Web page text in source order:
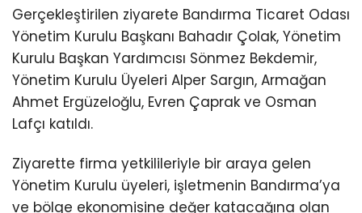
Gerçekleştirilen ziyarete Bandırma Ticaret Odası
Yönetim Kurulu Başkanı Bahadır Çolak, Yönetim
Kurulu Başkan Yardımcısı Sönmez Bekdemir,
Yönetim Kurulu Üyeleri Alper Sargın, Armağan
Ahmet Ergüzeloğlu, Evren Çaprak ve Osman
Lafçı katıldı.
Ziyarette firma yetkilileriyle bir araya gelen
Yönetim Kurulu üyeleri, işletmenin Bandırma’ya
ve bölge ekonomisine değer katacağına olan